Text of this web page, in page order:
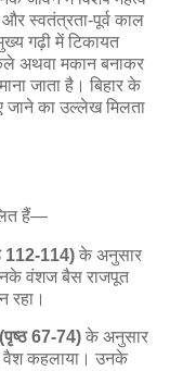
और स्वतंत्रता-पूर्व काल
गढ़ी में टिकायत
अथवा मकान बनाकर
जाता है। बिहार के
जाने का उल्लेख मिलता
हैं—
112-114) के अनुसार
वंशज बैस राजपूत
रहा।
67-74) के अनुसार
वैश कहलाया। उनके